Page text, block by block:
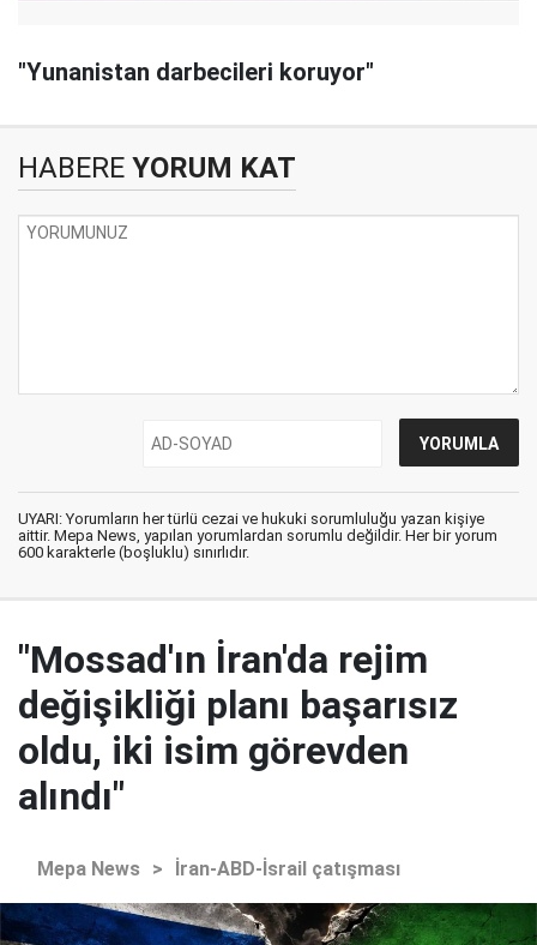
"Yunanistan darbecileri koruyor"
HABERE YORUM KAT
UYARI: Yorumların her türlü cezai ve hukuki sorumluluğu yazan kişiye
aittir. Mepa News, yapılan yorumlardan sorumlu değildir. Her bir yorum
600 karakterle (boşluklu) sınırlıdır.
"Mossad'ın İran'da rejim
değişikliği planı başarısız
oldu, iki isim görevden
alındı"
Mepa News > İran-ABD-İsrail çatışması